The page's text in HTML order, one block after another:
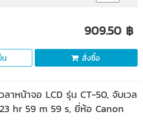
909.50 ฿
น สั่งซื้อ
ลาหน้าจอ LCD รุ่น CT-50, จับเวล
hr 59 m 59 s, ยี่ห้อ Canon